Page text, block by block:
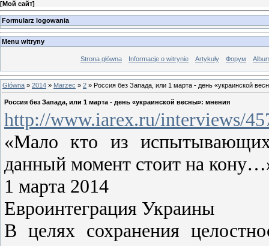
[Мой сайт]
Formularz logowania
Menu witryny
Strona główna Informacje o witrynie Artykuły Форум
Główna » 2014 » Marzec » 2 » Россия без Запада, или 1 марта - день «украинской
Россия без Запада, или 1 марта - день «украинской весны»: мнения
http://www.iarex.ru/interviews/
«Мало кто из
данный момент cтоит на
1 марта 2014
Евроинтеграция Украины
В целях сохранения